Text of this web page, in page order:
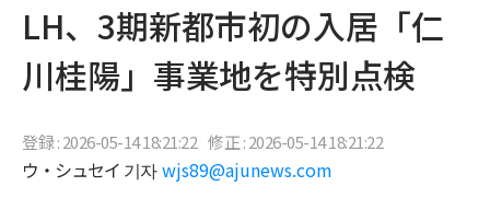
LH、3期新都市初の入居「仁
川桂陽」事業地を特別点検
登録 : 2026-05-14 18:21:22 修正 : 2026-05-14 18:21:22
ウ・シュセイ 기자 wjs89@ajunews.com